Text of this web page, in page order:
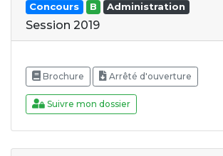
Concours B Administration
Session 2019
Brochure Arrêté d'ouverture
Suivre mon dossier